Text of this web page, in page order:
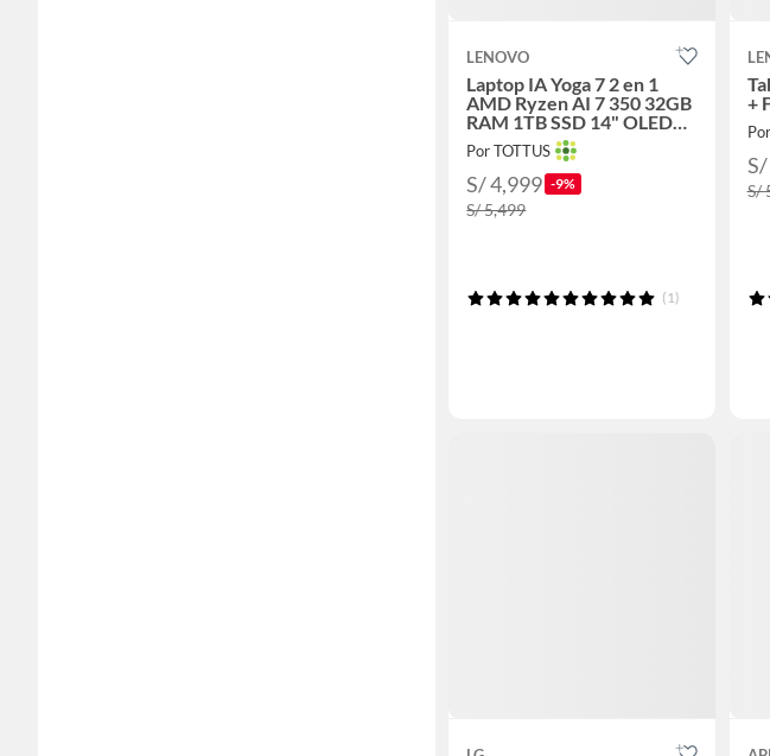
LENOVO
Laptop IA Yoga 7 2 en 1
AMD Ryzen AI 7 350 32GB
RAM 1TB SSD 14" OLED
WUXGA táctil
Por TOTTUS
S/ 4,999 -9%
S/ 5,499
(1)
+
S/